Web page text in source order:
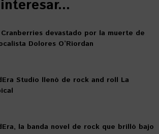
devastado por la muerte de
Dolores O’Riordan
Studio llenó de rock and roll La
la banda novel de rock que brilló bajo